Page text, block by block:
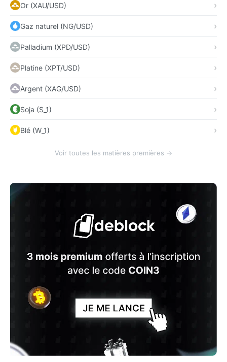
Or (XAU/USD)
Gaz naturel (NG/USD)
Palladium (XPD/USD)
Platine (XPT/USD)
Argent (XAG/USD)
Soja (S_1)
Blé (W_1)
Voir toutes les matières premières →